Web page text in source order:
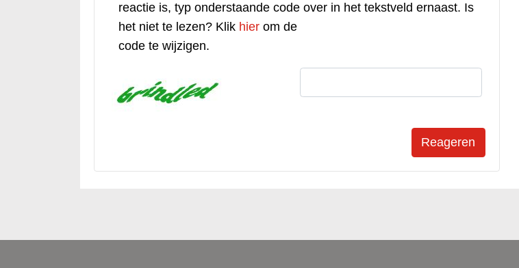
reactie is, typ onderstaande code over in het tekstveld ernaast. Is
het niet te lezen? Klik hier om de
code te wijzigen.